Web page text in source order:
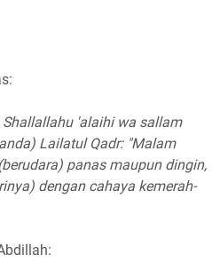
'alaihi wa sallam
Lailatul Qadr: "Malam
panas maupun dingin,
dengan cahaya kemerah-